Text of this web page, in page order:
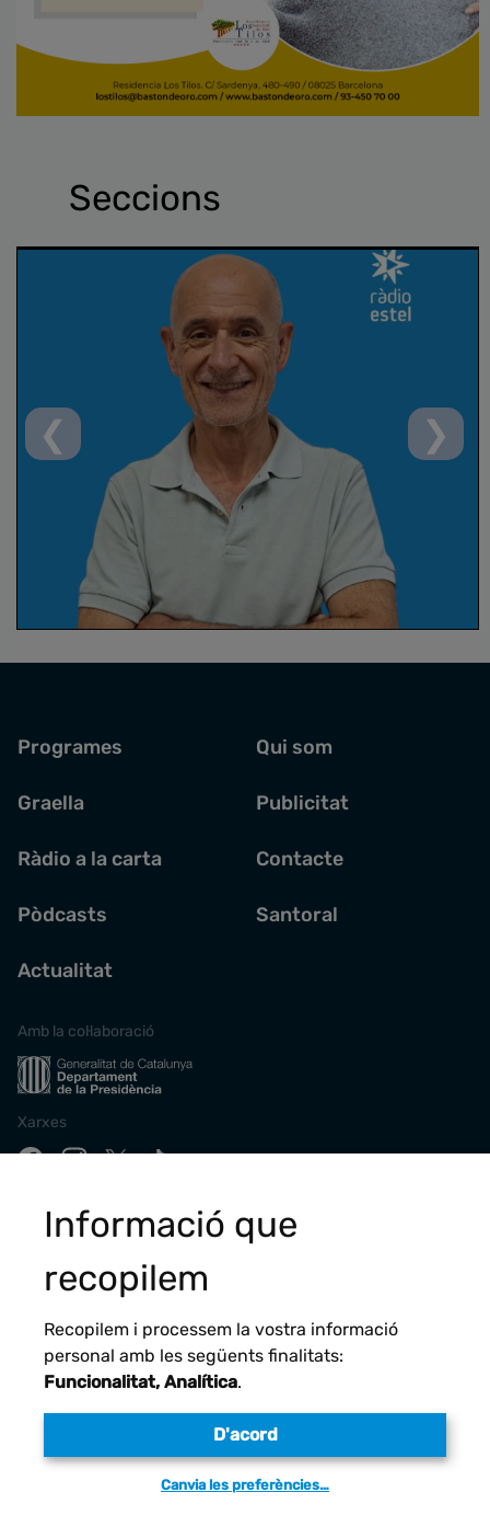
Seccions
❮
Supernova
❯
Programes
Graella
Ràdio a la carta
Pòdcasts
Actualitat
Qui som
Publicitat
Contacte
Santoral
Amb la col·laboració
Xarxes
Avís legal
Informació que
recopilem
Recopilem i processem la vostra informació
personal amb les següents finalitats:
Funcionalitat, Analítica.
D'acord
Canvia les preferències…